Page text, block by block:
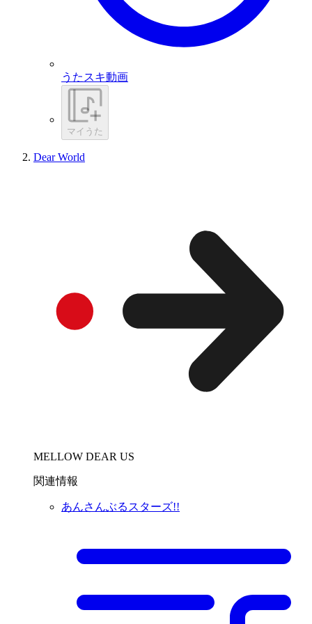
うたスキ動画
マイうた
Dear World
MELLOW DEAR US
関連情報
あんさんぶるスターズ!!